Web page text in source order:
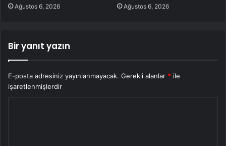
Ağustos 6, 2026 Ağustos 6, 2026
Bir yanıt yazın
E-posta adresiniz yayınlanmayacak. Gerekli alanlar * ile
işaretlenmişlerdir